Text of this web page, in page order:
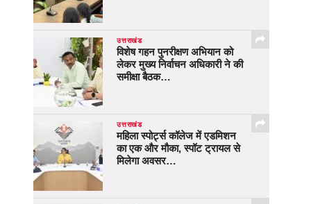
उत्तराखंड
विशेष गहन पुनरीक्षण अभियान को
लेकर मुख्य निर्वाचन अधिकारी ने की
समीक्षा बैठक…
उत्तराखंड
महिला स्पोर्ट्स कॉलेज में एडमिशन
का एक और मौका, स्पॉट ट्रायल से
मिलेगा अवसर…